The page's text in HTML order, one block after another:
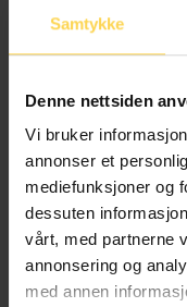
Samtykke
Denne nettsiden
Vi bruker
annonser et
mediefunksjoner og
dessuten
vårt, med partnerne
annonsering og
med annen